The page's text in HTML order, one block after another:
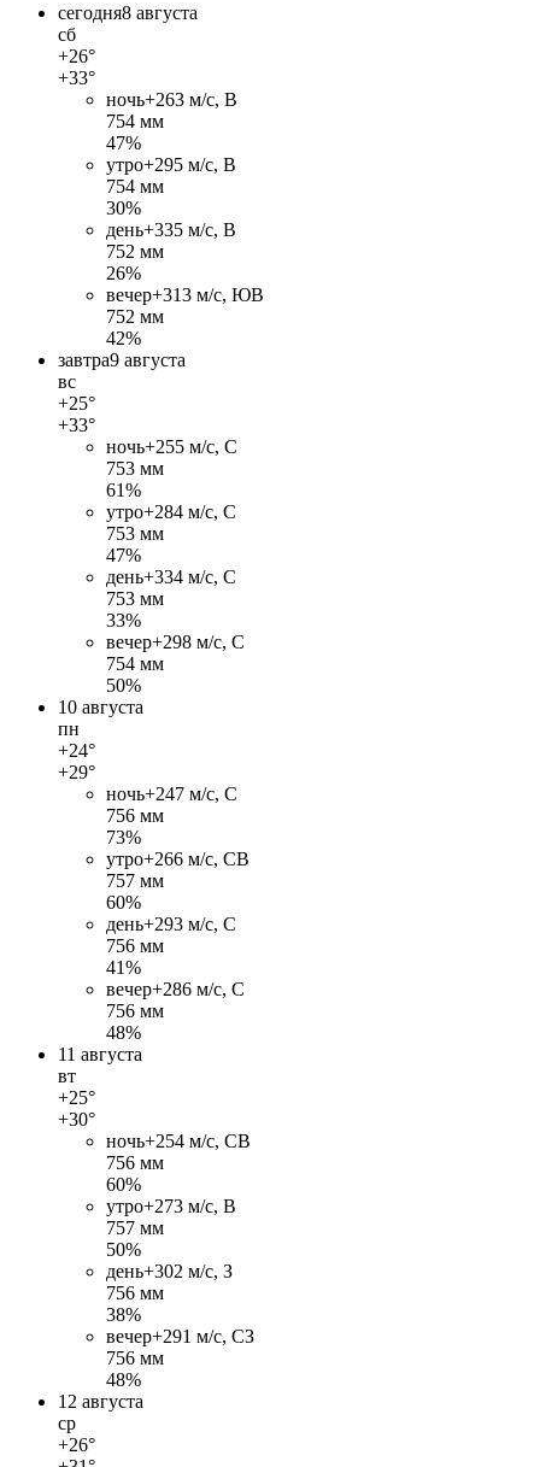
сегодня8 августа
сб
+26°
+33°
ночь+263 м/c, В
754 мм
47%
утро+295 м/c, В
754 мм
30%
день+335 м/c, В
752 мм
26%
вечер+313 м/c, ЮВ
752 мм
42%
завтра9 августа
вс
+25°
+33°
ночь+255 м/c, С
753 мм
61%
утро+284 м/c, С
753 мм
47%
день+334 м/c, С
753 мм
33%
вечер+298 м/c, С
754 мм
50%
10 августа
пн
+24°
+29°
ночь+247 м/c, С
756 мм
73%
утро+266 м/c, СВ
757 мм
60%
день+293 м/c, С
756 мм
41%
вечер+286 м/c, С
756 мм
48%
11 августа
вт
+25°
+30°
ночь+254 м/c, СВ
756 мм
60%
утро+273 м/c, В
757 мм
50%
день+302 м/c, З
756 мм
38%
вечер+291 м/c, СЗ
756 мм
48%
12 августа
ср
+26°